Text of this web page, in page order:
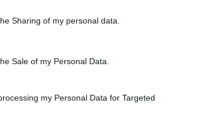
Sharing of my personal data.
Sale of my Personal Data.
my Personal Data for Targeted